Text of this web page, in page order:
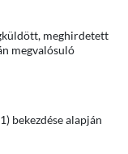
meghirdetett
megvalósuló
bekezdése alapján